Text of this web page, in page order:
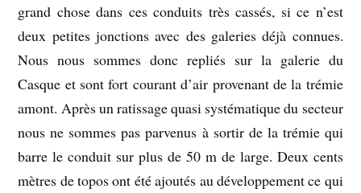
grand chose dans ces conduits très cassés, si ce n’est
deux petites jonctions avec des galeries déjà connues.
Nous nous sommes donc repliés sur la galerie du
Casque et sont fort courant d’air provenant de la trémie
amont. Après un ratissage quasi systématique du secteur
nous ne sommes pas parvenus à sortir de la trémie qui
barre le conduit sur plus de 50 m de large. Deux cents
mètres de topos ont été ajoutés au développement ce qui